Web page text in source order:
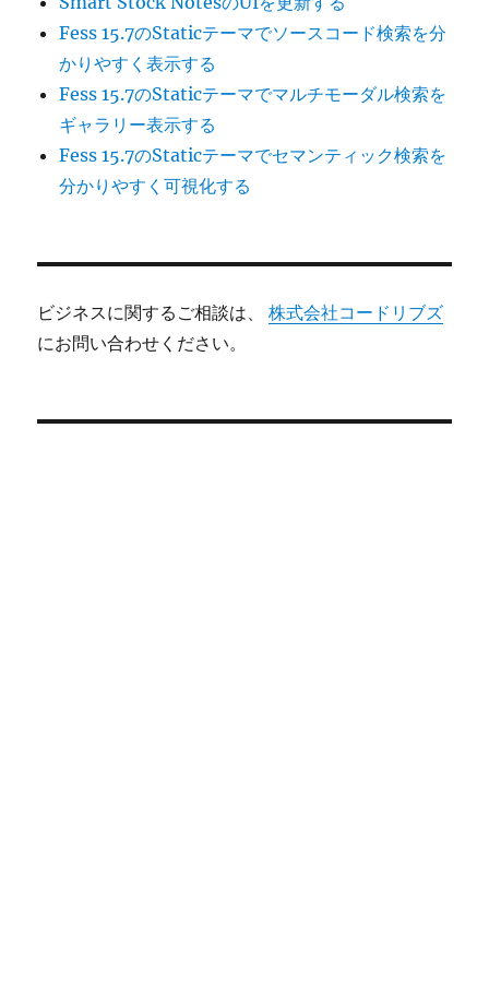
Fess 15.7のStaticテーマでソースコード検索を分
かりやすく表示する
Fess 15.7のStaticテーマでマルチモーダル検索を
ギャラリー表示する
Fess 15.7のStaticテーマでセマンティック検索を
分かりやすく可視化する
ビジネスに関するご相談は、株式会社コードリブズ
にお問い合わせください。